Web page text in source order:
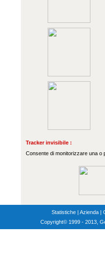
Tracker invisibile :
Consente di monitorizzare una o
Statistiche | Azienda |
Copyright© 1999 - 2013,